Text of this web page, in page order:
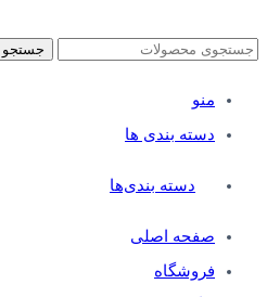
جستجو
منو
دسته بندی ها
دسته بندی‌ها
صفحه اصلی
فروشگاه